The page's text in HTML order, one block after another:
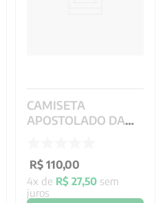
CAMISETA
APOSTOLADO DA
R$ 110,00
4x de R$ 27,50 sem
juros